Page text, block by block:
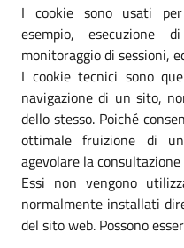
I cookie sono usati
esempio, esecuzione
monitoraggio di sessioni,
I cookie tecnici sono
navigazione di un sito,
dello stesso. Poiché
ottimale fruizione di
agevolare la
Essi non vengono
normalmente installati
del sito web. Possono